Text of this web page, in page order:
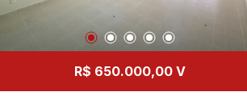
R$ 650.000,00 V